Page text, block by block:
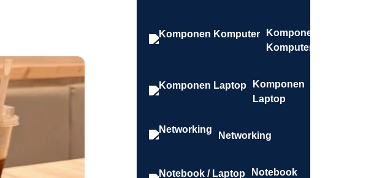
Komponen
Komputer
Komponen
Laptop
Networking
Notebook